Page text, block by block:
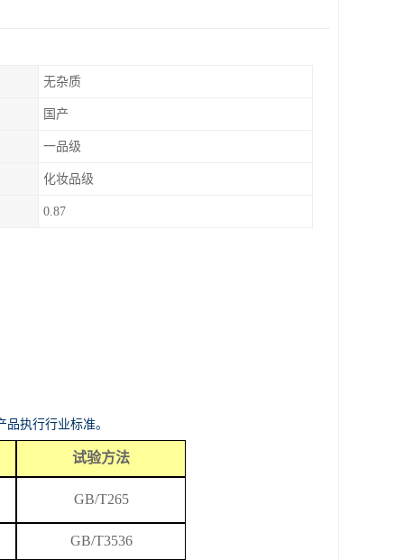
无杂质
国产
一品级
化妆品级
0.87
执行行业标准。
试验方法
GB/T265
GB/T3536